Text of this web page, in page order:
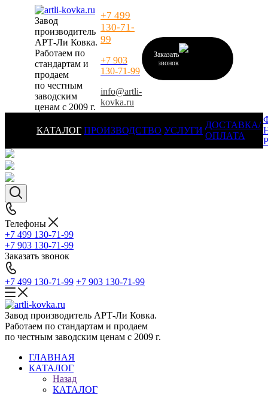
Завод
производитель
АРТ-Ли Ковка.
Работаем по
стандартам и
продаем
по честным
заводским
ценам с 2009 г.
+7 499
130-71-
99
+7 903
130-71-99
info@artli-
kovka.ru
Заказать
звонок
КАТАЛОГ ПРОИЗВОДСТВО УСЛУГИ
ДОСТАВКА/
ОПЛАТА
Телефоны
+7 499 130-71-99
+7 903 130-71-99
Заказать звонок
+7 499 130-71-99 +7 903 130-71-99
Завод производитель АРТ-Ли Ковка.
Работаем по стандартам и продаем
по честным заводским ценам с 2009 г.
ГЛАВНАЯ
КАТАЛОГ
Назад
КАТАЛОГ